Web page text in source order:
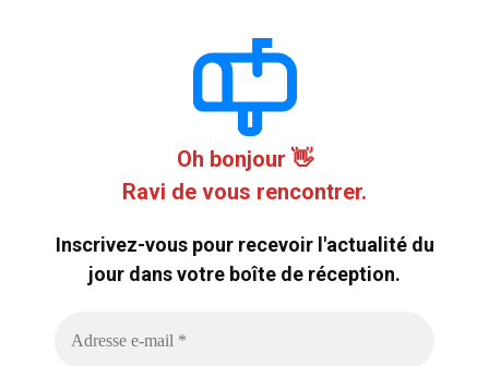
Oh bonjour 👋
Ravi de vous rencontrer.
Inscrivez-vous pour recevoir l'actualité du
jour dans votre boîte de réception.